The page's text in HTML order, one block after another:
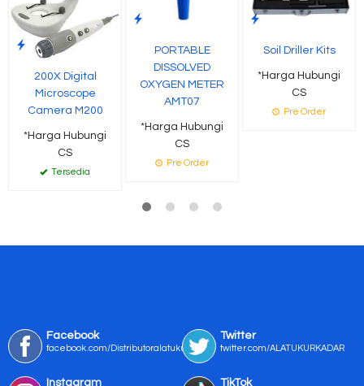
200X Digital
Microscope
Camera M200
*Harga Hubungi
CS
Tersedia
PORTABLE
DISSOLVED
OXYGEN METER
AMT07
*Harga Hubungi
CS
Pre Order
Soil Driller Kits
*Harga Hubungi
CS
Pre Order
Facebook
facebook.com/Distributoralatukur
Twitter
twitter.com/ALATUKURKADAR
Instagram TikTok